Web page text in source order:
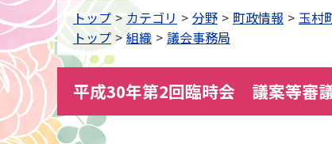
トップ カテゴリ 分野 町政情報
玉村
トップ
組織 議会事務局
平成30年第2回臨時会 議案等審